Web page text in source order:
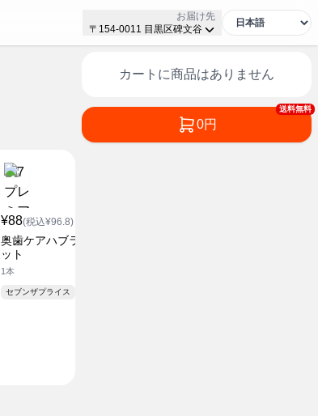
お届け先
〒154-0011 目黒区碑文谷
¥88(税込¥96.8)
奥歯ケアハブラシ 山型カ
ット
1本
セブンザプライス
カートに商品はありません
送料無料
0円